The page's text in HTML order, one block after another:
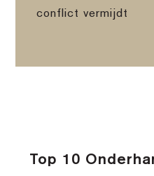
conflict vermijdt
Top 10